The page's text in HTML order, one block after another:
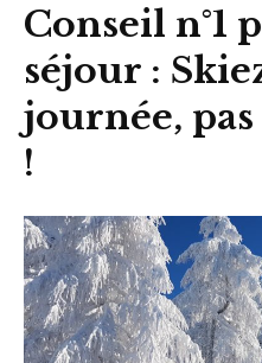
Conseil n°1
séjour :
journée, pas
!